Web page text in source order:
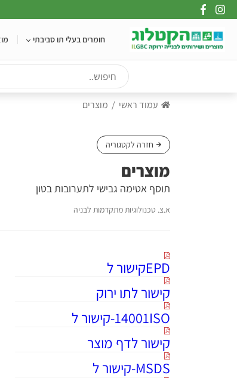
Skip
to
content
חומרים בעלי תו סביבתי
עמוד ראשי מוצרים
חזרה לקטגוריה
מוצרים
תוסף אטימה גבישי לתערובות בטון
א.צ. טכנולוגיות מתקדמות לבניה
EPDקישור ל
קישור לתו ירוק
14001ISO-קישור ל
קישור לדף מוצר
MSDS-קישור ל